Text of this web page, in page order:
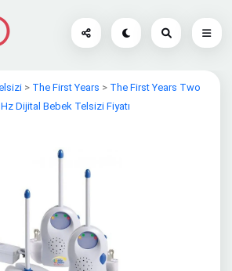
> The First Years > The First Years Two
Dijital Bebek Telsizi Fiyatı